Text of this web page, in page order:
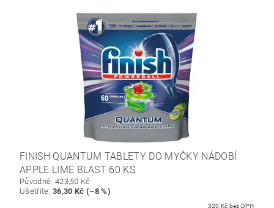
FINISH QUANTUM TABLETY DO MYČKY NÁDOBÍ
APPLE LIME BLAST 60 KS
Původně: 423,50 Kč
Ušetříte:36,30 Kč (–8 %)
320 Kč bez DPH